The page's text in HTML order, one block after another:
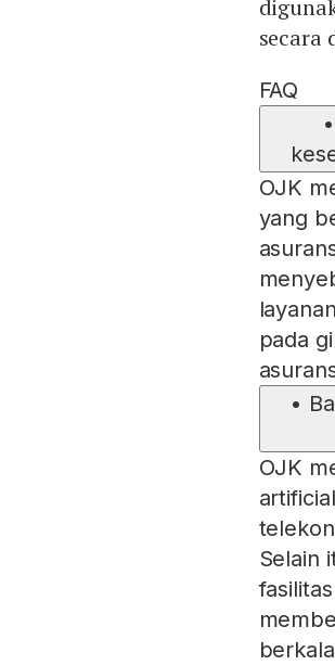
secara
FAQ
•
OJK
yang
pada
•
OJK
Selain